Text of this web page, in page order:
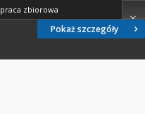
Pokaż szczegóły
praca zbiorowa